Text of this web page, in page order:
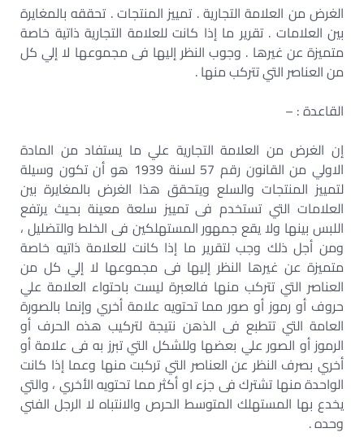
الغرض من العلامة التجارية . تمييز المنتجات . تحققه بالمغايرة
بين العلامات . تقرير ما إذا كانت للعلامة التجارية ذاتية خاصة
متميزة عن غيرها . وجوب النظر إليها فى مجموعها لا إلي كل
من العناصر التي تتركب منها .
القاعدة : –
إن الغرض من العلامة التجارية علي ما يستفاد من المادة
الاولي من القانون رقم 57 لسنة 1939 هو أن تكون وسيلة
لتمييز المنتجات والسلع ويتحقق هذا الغرض بالمغايرة بين
العلامات التي تستخدم فى تمييز سلعة معينة بحيث يرتفع
اللبس بينها ولا يقع جمهور المستهلكين فى الخلط والتضليل ،
ومن أجل ذلك وجب لتقرير ما إذا كانت للعلامة ذاتيه خاصة
متميزة عن غيرها النظر إليها فى مجموعها لا إلي كل من
العناصر التي تتركب منها فالعبرة ليست باحتواء العلامة علي
حروف أو رموز أو صور مما تحتويه علامة أخري وإنما بالصورة
العامة التي تتطبع فى الذهن نتيجة لتركيب هذه الحرف أو
الرموز أو الصور علي بعضها وللشكل التي تبرز به فى علامة أو
أخري بصرف النظر عن العناصر التي تركبت منها وعما إذا كانت
الواحدة منها تشترك فى جزء او أكثر مما تحتويه الأخري ، والتي
يخدع بها المستهلك المتوسط الحرص والانتباه لا الرجل الفني
وحده .